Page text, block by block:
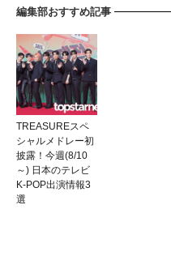
編集部おすすめ記事
TREASUREスペ
シャルメドレー初
披露！今週(8/10
～) 日本のテレビ
K-POP出演情報3
選